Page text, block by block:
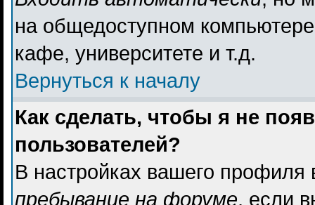
на общедоступном
кафе, университете и т.д.
Вернуться к началу
Как сделать, чтобы я не
пользователей?
В настройках вашего
пребывание на форуме, если